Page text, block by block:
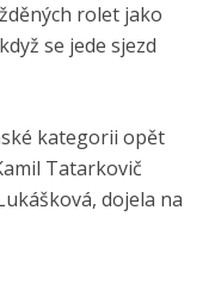
rolet jako
se jede sjezd
kategorii opět
Tatarkovič
dojela na